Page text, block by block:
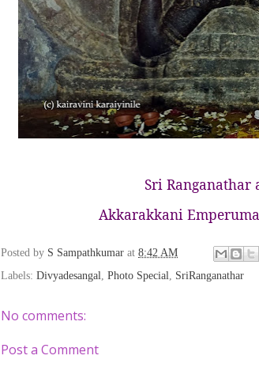
Sri Ranganathar
Akkarakkani
Posted by S Sampathkumar at 8:42 AM
Labels: Divyadesangal, Photo Special, SriRanganathar
No comments:
Post a Comment